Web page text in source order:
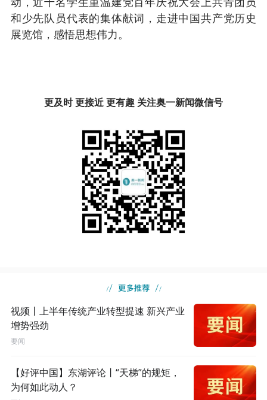
和少先队员代表的集体献词，走进中国共产党历史
展览馆，感悟思想伟力。
更及时 更接近 更有趣 关注奥一新闻微信号
视频丨上半年传统产业转型提速 新兴产业
增势强劲
要闻
【好评中国】东湖评论丨“天梯”的规矩，
为何如此动人？